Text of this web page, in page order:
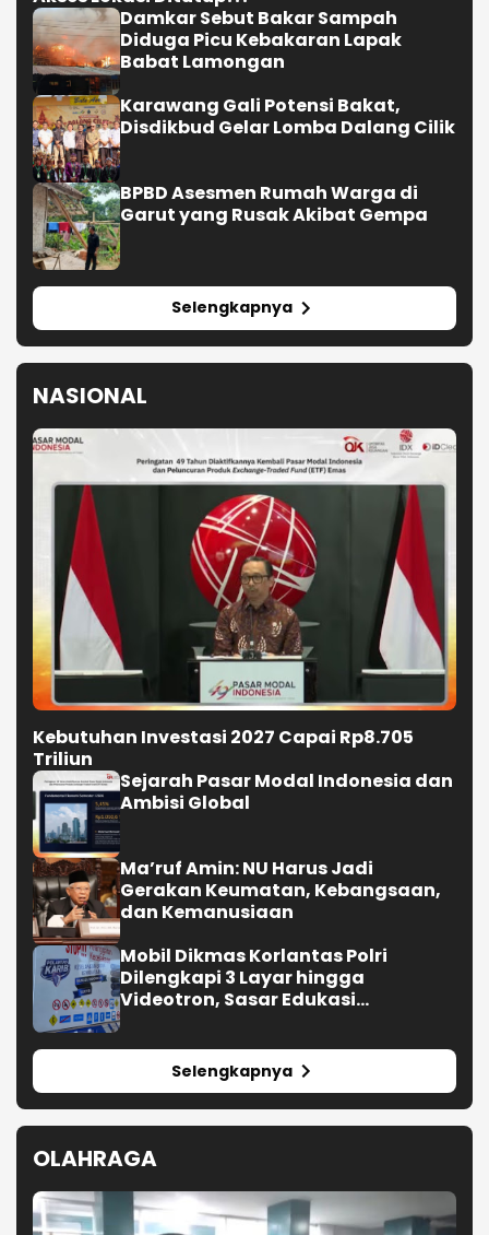
Damkar Sebut Bakar Sampah
Diduga Picu Kebakaran Lapak
Babat Lamongan
Karawang Gali Potensi Bakat,
Disdikbud Gelar Lomba Dalang Cilik
BPBD Asesmen Rumah Warga di
Garut yang Rusak Akibat Gempa
Selengkapnya
NASIONAL
Kebutuhan Investasi 2027 Capai Rp8.705
Triliun
Sejarah Pasar Modal Indonesia dan
Ambisi Global
Ma’ruf Amin: NU Harus Jadi
Gerakan Keumatan, Kebangsaan,
dan Kemanusiaan
Mobil Dikmas Korlantas Polri
Dilengkapi 3 Layar hingga
Videotron, Sasar Edukasi
Selengkapnya
OLAHRAGA